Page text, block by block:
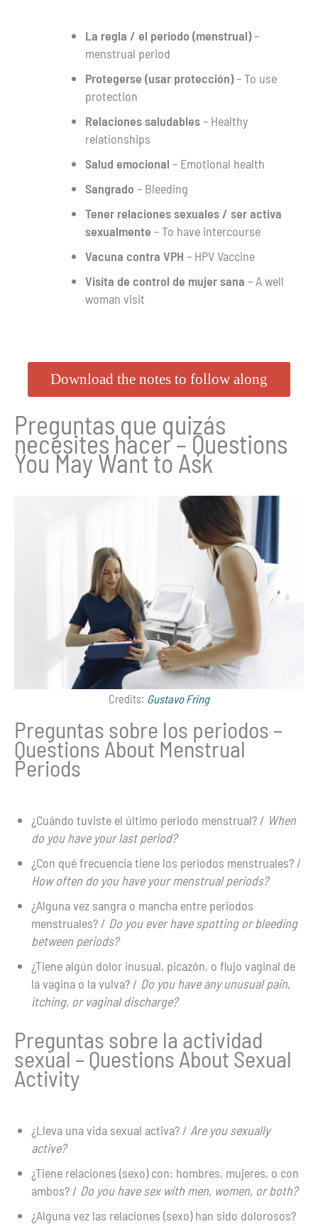
La regla / el periodo (menstrual)–
menstrual period
Protegerse (usar protección)– To use
protection
Relaciones saludables– Healthy
relationships
Salud emocional – Emotional health
Sangrado – Bleeding
Tener relaciones sexuales / ser activa
sexualmente – To have intercourse
Vacuna contra VPH – HPV Vaccine
Visita de control de mujer sana – A well
woman visit
Download the notes to follow along
Preguntas que quizás
necesites hacer – Questions
You May Want to Ask
Credits: Gustavo Fring
Preguntas sobre los periodos –
Questions About Menstrual
Periods
¿Cuándo tuviste el último periodo menstrual? / When
do you have your last period?
¿Con qué frecuencia tiene los periodos menstruales? /
How often do you have your menstrual periods?
¿Alguna vez sangra o mancha entre periodos
menstruales? / Do you ever have spotting or bleeding
between periods?
¿Tiene algún dolor inusual, picazón, o flujo vaginal de
la vagina o la vulva? / Do you have any unusual pain,
itching, or vaginal discharge?
Preguntas sobre la actividad
sexual – Questions About Sexual
Activity
¿Lleva una vida sexual activa? / Are you sexually
active?
¿Tiene relaciones (sexo) con: hombres, mujeres, o con
ambos? / Do you have sex with men, women, or both?
¿Alguna vez las relaciones (sexo) han sido dolorosos?